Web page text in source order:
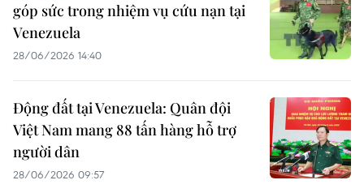
góp sức trong nhiệm vụ cứu nạn tại
Venezuela
28/06/2026 14:40
Động đất tại Venezuela: Quân đội
Việt Nam mang 88 tấn hàng hỗ trợ
người dân
28/06/2026 09:57